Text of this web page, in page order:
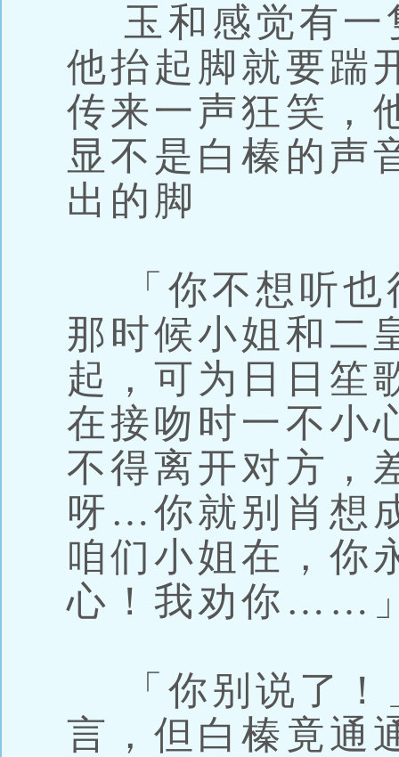
玉和感觉有一
他抬起脚就要踹
传来一声狂笑，
显不是白榛的声
出的脚
「你不想听也
那时候小姐和二
起，可为日日笙
在接吻时一不小
不得离开对方，
呀…你就别肖想
咱们小姐在，你
心！我劝你……
「你别说了！
言，但白榛竟通